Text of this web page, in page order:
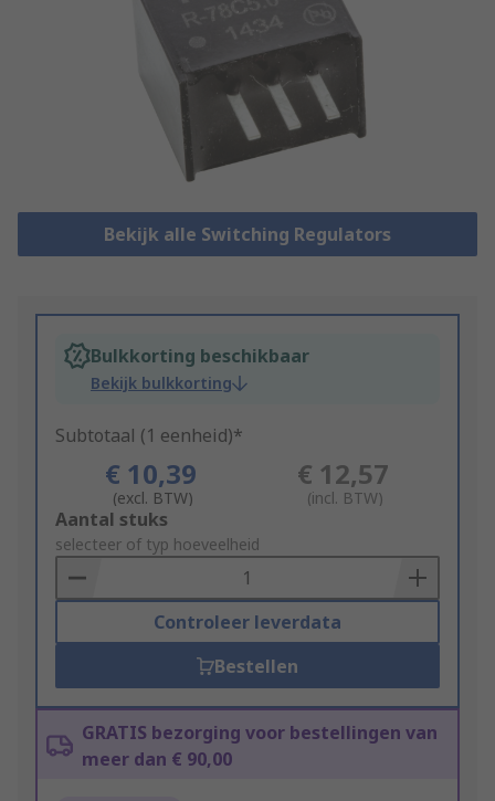
Bekijk alle Switching Regulators
Bulkkorting beschikbaar
Bekijk bulkkorting
Subtotaal (1 eenheid)*
€ 10,39
(excl. BTW)
€ 12,57
(incl. BTW)
Add
to
Basket
Aantal stuks
selecteer of typ hoeveelheid
Controleer leverdata
Bestellen
GRATIS bezorging voor bestellingen van
meer dan € 90,00